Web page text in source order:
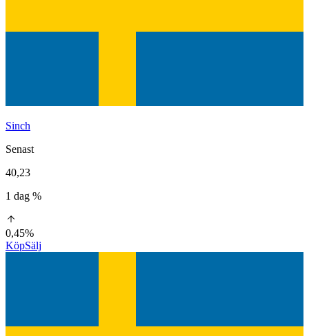
Sinch
Senast
40,23
1 dag %
0,45%
KöpSälj